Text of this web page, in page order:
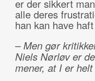
er der sikkert
alle deres
han kan have
– Men gør
Niels Nørløv er
mener, at I er